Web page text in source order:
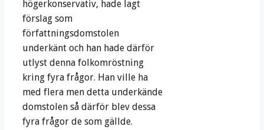
högerkonservativ, hade lagt
förslag som
författningsdomstolen
underkänt och han hade därför
utlyst denna folkomröstning
kring fyra frågor. Han ville ha
med flera men detta underkände
domstolen så därför blev dessa
fyra frågor de som gällde.